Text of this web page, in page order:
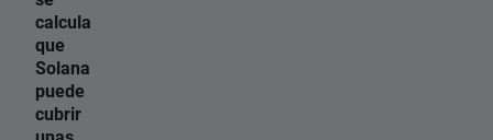
calcula
que
Solana
puede
cubrir